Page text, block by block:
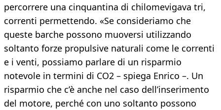
percorrere una cinquantina di chilomevigava tri,
correnti permettendo. «Se consideriamo che
queste barche possono muoversi utilizzando
soltanto forze propulsive naturali come le correnti
e i venti, possiamo parlare di un risparmio
notevole in termini di CO2 – spiega Enrico –. Un
risparmio che c’è anche nel caso dell’inserimento
del motore, perché con uno soltanto possono